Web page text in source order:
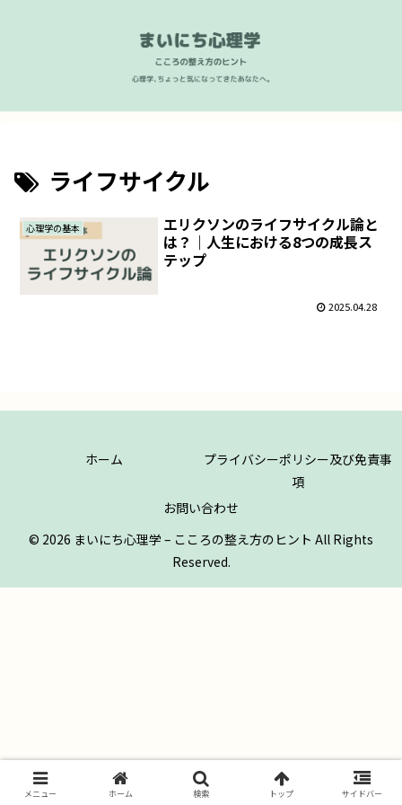
ライフサイクル
心理学の基本
エリクソンのライフサイクル論と
は？｜人生における8つの成長ス
テップ
2025.04.28
ホーム
プライバシーポリシー及び免責事
項
お問い合わせ
© 2026 まいにち心理学 – こころの整え方のヒント All Rights
Reserved.
メニュー ホーム 検索 トップ サイドバー